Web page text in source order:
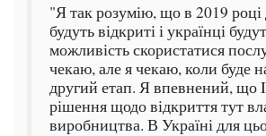
"Я так розумію, що в 2019
будуть відкриті і українці
можливість скористатися
чекаю, але я чекаю, коли буде
другий етап. Я впевнений,
рішення щодо відкриття тут
виробництва. В Україні для